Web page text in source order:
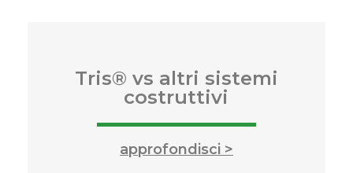
Tris® vs altri sistemi
costruttivi
approfondisci >